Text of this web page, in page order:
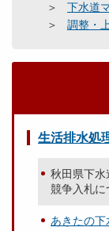
下水道
調整・
生活排水処
秋田県下水
競争入札に
あきたの下